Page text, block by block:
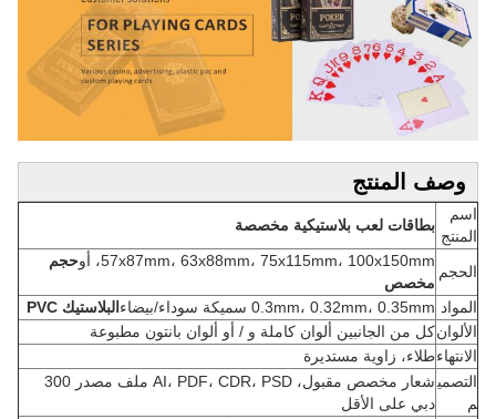
وصف المنتج
اسم
المنتج
بطاقات لعب بلاستيكية مخصصة
الحجم
57x87mm، 63x88mm، 75x115mm، 100x150mm، أو
حجم
مخصص
المواد 0.3mm، 0.32mm، 0.35mm سميكة سوداء/بيضاء
البلاستيك PVC
الألوانكل من الجانبين ألوان كاملة و / أو ألوان بانتون مطبوعة
الانتهاءطلاء، زاوية مستديرة
التصمي
م
شعار مخصص مقبول، AI، PDF، CDR، PSD ملف مصدر 300
دبي على الأقل